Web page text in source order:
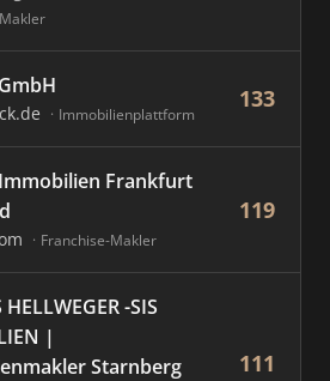
Immobilienplattform
133
Frankfurt
Franchise-Makler
119
-SIS
|
Starnberg
111